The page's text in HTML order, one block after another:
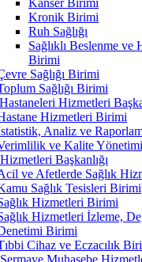
Kronik Birimi
Ruh Sağlığı
Sağlıklı Beslenme ve
Birimi
Sağlığı Birimi
Sağlığı Birimi
Hizmetleri
Hizmetleri Birimi
Analiz ve
ve Kalite
Başkanlığı
ve Afetlerde Sağlık
Sağlık Tesisleri Birimi
Hizmetleri Birimi
Hizmetleri İzleme,
Birimi
Cihaz ve Eczacılık
Muhasebe